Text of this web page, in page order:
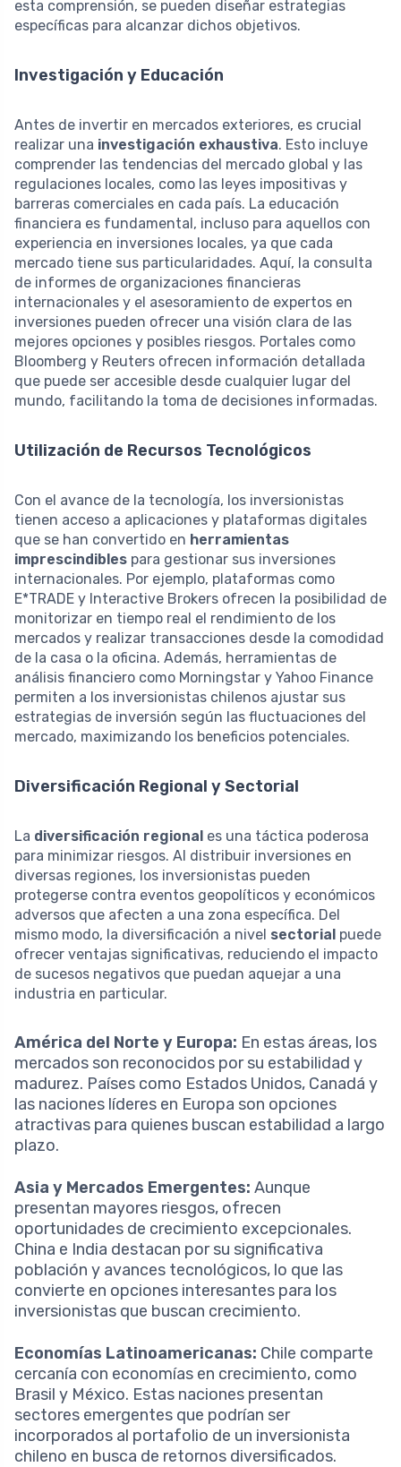
esta comprensión, se pueden diseñar estrategias
específicas para alcanzar dichos objetivos.
Investigación y Educación
Antes de invertir en mercados exteriores, es crucial
realizar una investigación exhaustiva. Esto incluye
comprender las tendencias del mercado global y las
regulaciones locales, como las leyes impositivas y
barreras comerciales en cada país. La educación
financiera es fundamental, incluso para aquellos con
experiencia en inversiones locales, ya que cada
mercado tiene sus particularidades. Aquí, la consulta
de informes de organizaciones financieras
internacionales y el asesoramiento de expertos en
inversiones pueden ofrecer una visión clara de las
mejores opciones y posibles riesgos. Portales como
Bloomberg y Reuters ofrecen información detallada
que puede ser accesible desde cualquier lugar del
mundo, facilitando la toma de decisiones informadas.
Utilización de Recursos Tecnológicos
Con el avance de la tecnología, los inversionistas
tienen acceso a aplicaciones y plataformas digitales
que se han convertido en herramientas
imprescindibles para gestionar sus inversiones
internacionales. Por ejemplo, plataformas como
E*TRADE y Interactive Brokers ofrecen la posibilidad de
monitorizar en tiempo real el rendimiento de los
mercados y realizar transacciones desde la comodidad
de la casa o la oficina. Además, herramientas de
análisis financiero como Morningstar y Yahoo Finance
permiten a los inversionistas chilenos ajustar sus
estrategias de inversión según las fluctuaciones del
mercado, maximizando los beneficios potenciales.
Diversificación Regional y Sectorial
La diversificación regional es una táctica poderosa
para minimizar riesgos. Al distribuir inversiones en
diversas regiones, los inversionistas pueden
protegerse contra eventos geopolíticos y económicos
adversos que afecten a una zona específica. Del
mismo modo, la diversificación a nivel sectorial puede
ofrecer ventajas significativas, reduciendo el impacto
de sucesos negativos que puedan aquejar a una
industria en particular.
América del Norte y Europa: En estas áreas, los
mercados son reconocidos por su estabilidad y
madurez. Países como Estados Unidos, Canadá y
las naciones líderes en Europa son opciones
atractivas para quienes buscan estabilidad a largo
plazo.
Asia y Mercados Emergentes: Aunque
presentan mayores riesgos, ofrecen
oportunidades de crecimiento excepcionales.
China e India destacan por su significativa
población y avances tecnológicos, lo que las
convierte en opciones interesantes para los
inversionistas que buscan crecimiento.
Economías Latinoamericanas: Chile comparte
cercanía con economías en crecimiento, como
Brasil y México. Estas naciones presentan
sectores emergentes que podrían ser
incorporados al portafolio de un inversionista
chileno en busca de retornos diversificados.